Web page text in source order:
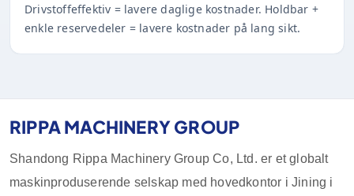
Drivstoffeffektiv = lavere daglige kostnader. Holdbar +
enkle reservedeler = lavere kostnader på lang sikt.
RIPPA MACHINERY GROUP
Shandong Rippa Machinery Group Co, Ltd. er et globalt
maskinproduserende selskap med hovedkontor i Jining i